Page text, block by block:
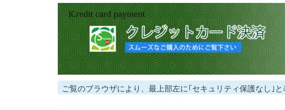
ご覧のブラウザにより、最上部左に｢セキュリティ保護なし｣